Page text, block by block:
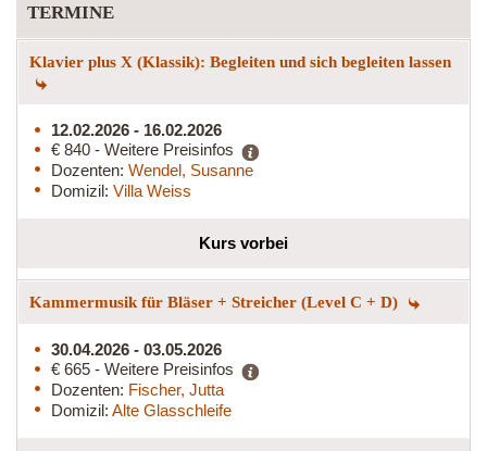
TERMINE
Klavier plus X (Klassik): Begleiten und sich begleiten lassen
12.02.2026 - 16.02.2026
€ 840 - Weitere Preisinfos
Dozenten: Wendel, Susanne
Domizil: Villa Weiss
Kurs vorbei
Kammermusik für Bläser + Streicher (Level C + D)
30.04.2026 - 03.05.2026
€ 665 - Weitere Preisinfos
Dozenten: Fischer, Jutta
Domizil: Alte Glasschleife